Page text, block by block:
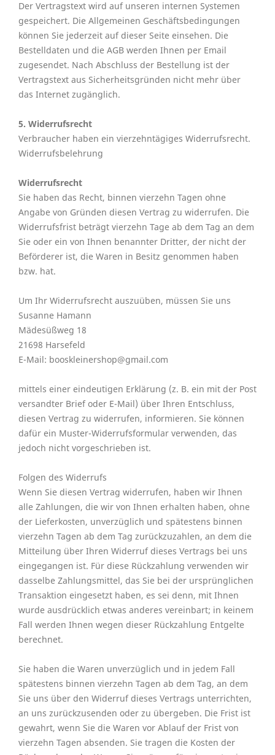
Der Vertragstext wird auf unseren internen Systemen
gespeichert. Die Allgemeinen Geschäftsbedingungen
können Sie jederzeit auf dieser Seite einsehen. Die
Bestelldaten und die AGB werden Ihnen per Email
zugesendet. Nach Abschluss der Bestellung ist der
Vertragstext aus Sicherheitsgründen nicht mehr über
das Internet zugänglich.
5. Widerrufsrecht
Verbraucher haben ein vierzehntägiges Widerrufsrecht.
Widerrufsbelehrung
Widerrufsrecht
Sie haben das Recht, binnen vierzehn Tagen ohne
Angabe von Gründen diesen Vertrag zu widerrufen. Die
Widerrufsfrist beträgt vierzehn Tage ab dem Tag an dem
Sie oder ein von Ihnen benannter Dritter, der nicht der
Beförderer ist, die Waren in Besitz genommen haben
bzw. hat.
Um Ihr Widerrufsrecht auszuüben, müssen Sie uns
Susanne Hamann
Mädesüßweg 18
21698 Harsefeld
E-Mail: booskleinershop@gmail.com
mittels einer eindeutigen Erklärung (z. B. ein mit der Post
versandter Brief oder E-Mail) über Ihren Entschluss,
diesen Vertrag zu widerrufen, informieren. Sie können
dafür ein Muster-Widerrufsformular verwenden, das
jedoch nicht vorgeschrieben ist.
Folgen des Widerrufs
Wenn Sie diesen Vertrag widerrufen, haben wir Ihnen
alle Zahlungen, die wir von Ihnen erhalten haben, ohne
der Lieferkosten, unverzüglich und spätestens binnen
vierzehn Tagen ab dem Tag zurückzuzahlen, an dem die
Mitteilung über Ihren Widerruf dieses Vertrags bei uns
eingegangen ist. Für diese Rückzahlung verwenden wir
dasselbe Zahlungsmittel, das Sie bei der ursprünglichen
Transaktion eingesetzt haben, es sei denn, mit Ihnen
wurde ausdrücklich etwas anderes vereinbart; in keinem
Fall werden Ihnen wegen dieser Rückzahlung Entgelte
berechnet.
Sie haben die Waren unverzüglich und in jedem Fall
spätestens binnen vierzehn Tagen ab dem Tag, an dem
Sie uns über den Widerruf dieses Vertrags unterrichten,
an uns zurückzusenden oder zu übergeben. Die Frist ist
gewahrt, wenn Sie die Waren vor Ablauf der Frist von
vierzehn Tagen absenden. Sie tragen die Kosten der